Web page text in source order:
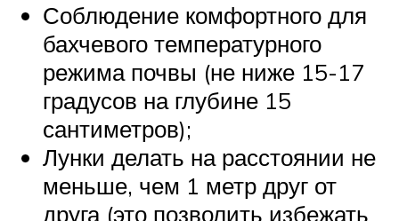
Соблюдение комфортного для
бахчевого температурного
режима почвы (не ниже 15-17
градусов на глубине 15
сантиметров);
Лунки делать на расстоянии не
меньше, чем 1 метр друг от
друга (это позволить избежать